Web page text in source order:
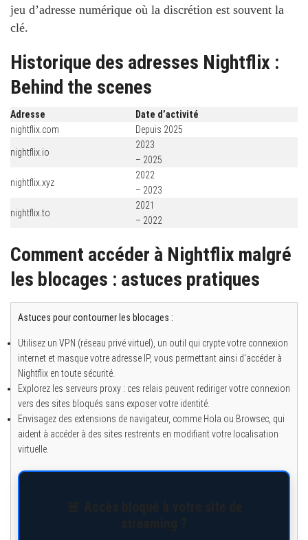
jeu d’adresse numérique où la discrétion est souvent la
clé.
Historique des adresses Nightflix :
Behind the scenes
Adresse
Date d’activité
nightflix.com
Depuis 2025
nightflix.io
2023
– 2025
nightflix.xyz
2022
– 2023
nightflix.to
2021
– 2022
Comment accéder à Nightflix malgré
les blocages : astuces pratiques
Astuces pour contourner les blocages :
Utilisez un VPN (réseau privé virtuel), un outil qui crypte votre connexion
internet et masque votre adresse IP, vous permettant ainsi d’accéder à
Nightflix en toute sécurité.
Explorez les serveurs proxy : ces relais peuvent rediriger votre connexion
vers des sites bloqués sans exposer votre identité.
Envisagez des extensions de navigateur, comme Hola ou Browsec, qui
aident à accéder à des sites restreints en modifiant votre localisation
virtuelle.